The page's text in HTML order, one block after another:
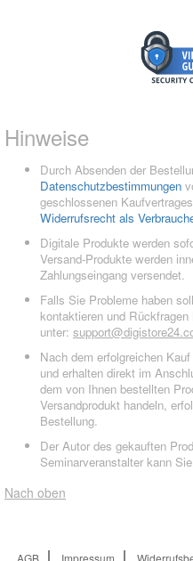
Hinweise
Durch Absenden der
Datenschutzbestimmungen
geschlossenen
Widerrufsrecht als
Digitale Produkte werden
Versand-Produkte werden
Zahlungseingang versendet.
Falls Sie Probleme haben
kontaktieren und
unter:
Nach dem erfolgreichen
und erhalten direkt im
dem von Ihnen bestellten
Versandprodukt handeln,
Bestellung.
Der Autor des gekauften
Seminarveranstalter kann
Nach oben